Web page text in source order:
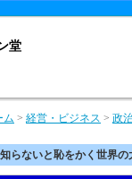
堂
ム > 経営・ビジネス > 政
知らないと恥をかく世界